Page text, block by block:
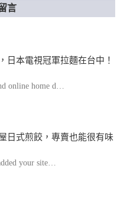
言
日本電視冠軍拉麵在台中！
online home d…
日式煎餃，專賣也能很有味
your site…